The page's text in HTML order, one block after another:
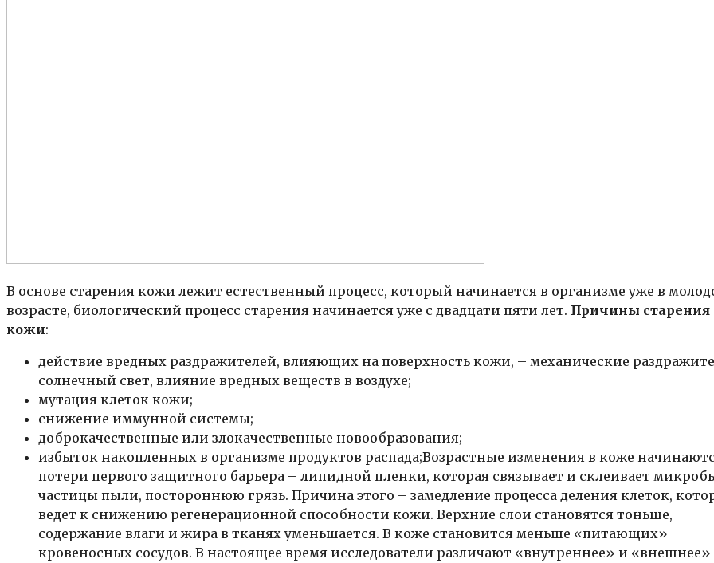
В основе старения кожи лежит естественный процесс, который начинается в организме уже в
возрасте, биологический процесс старения начинается уже с двадцати пяти лет. Причины старения
кожи:
действие вредных раздражителей, влияющих на поверхность кожи, – механические
солнечный свет, влияние вредных веществ в воздухе;
мутация клеток кожи;
снижение иммунной системы;
доброкачественные или злокачественные новообразования;
избыток накопленных в организме продуктов распада;Возрастные изменения в коже
потери первого защитного барьера – липидной пленки, которая связывает и склеивает
частицы пыли, постороннюю грязь. Причина этого – замедление процесса деления клеток,
ведет к снижению регенерационной способности кожи. Верхние слои становятся тоньше,
содержание влаги и жира в тканях уменьшается. В коже становится меньше «питающих»
кровеносных сосудов. В настоящее время исследователи различают «внутреннее» и «внешнее»